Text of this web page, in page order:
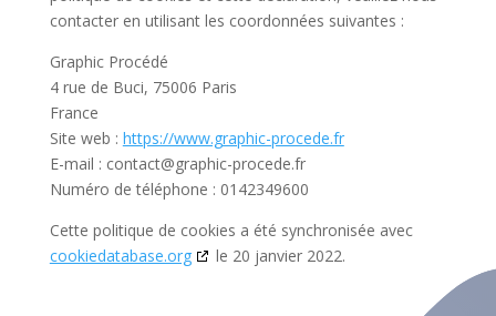
contacter en utilisant les coordonnées suivantes :
Graphic Procédé
4 rue de Buci, 75006 Paris
France
Site web : https://www.graphic-procede.fr
E-mail : contact@graphic-procede.fr
Numéro de téléphone : 0142349600
Cette politique de cookies a été synchronisée avec
cookiedatabase.org
le 20 janvier 2022.